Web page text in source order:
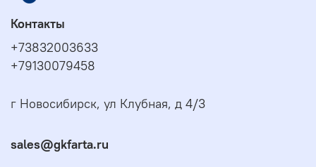
Контакты
+73832003633
+79130079458
г Новосибирск, ул Клубная, д 4/3
sales@gkfarta.ru